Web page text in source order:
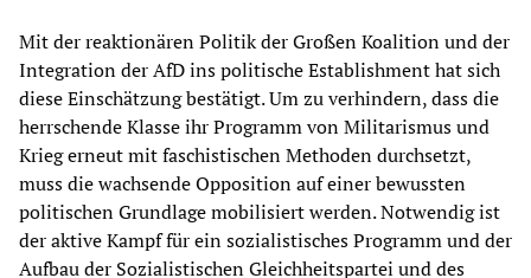
Mit der reaktionären Politik der Großen Koalition und der
Integration der AfD ins politische Establishment hat sich
diese Einschätzung bestätigt. Um zu verhindern, dass die
herrschende Klasse ihr Programm von Militarismus und
Krieg erneut mit faschistischen Methoden durchsetzt,
muss die wachsende Opposition auf einer bewussten
politischen Grundlage mobilisiert werden. Notwendig ist
der aktive Kampf für ein sozialistisches Programm und der
Aufbau der Sozialistischen Gleichheitspartei und des